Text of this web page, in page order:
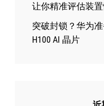
让你精准评估装
突破封锁？华为
H100 AI 晶片